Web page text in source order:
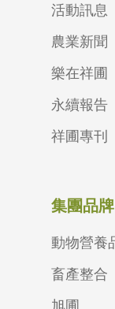
活動訊息
農業新聞
樂在祥圃
永續報告
祥圃專刊
集團品牌
動物營養
畜產整合
旭圃